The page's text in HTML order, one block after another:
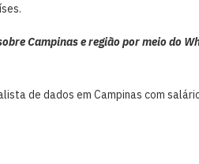
Campinas e região por meio do
de dados em Campinas com